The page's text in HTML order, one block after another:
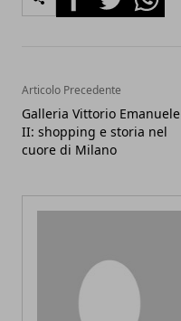
Articolo Precedente
Galleria Vittorio Emanuele
II: shopping e storia nel
cuore di Milano